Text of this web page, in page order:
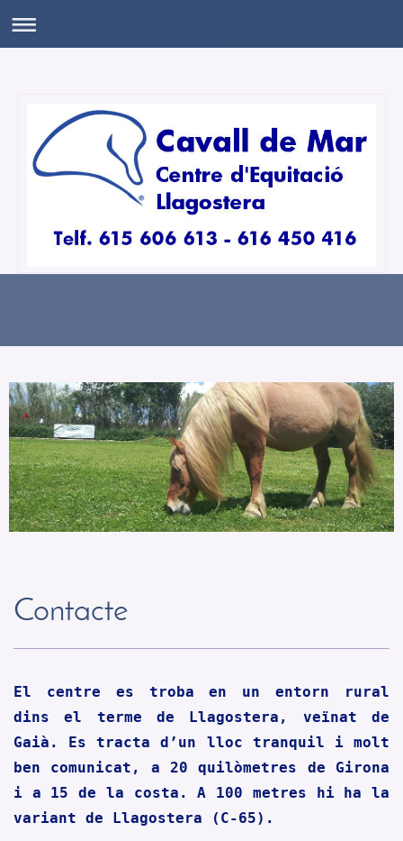
Contacte
El centre es troba en un entorn rural
dins el terme de Llagostera, veïnat de
Gaià. Es tracta d’un lloc tranquil i molt
ben comunicat, a 20 quilòmetres de Girona
i a 15 de la costa. A 100 metres hi ha la
variant de Llagostera (C-65).